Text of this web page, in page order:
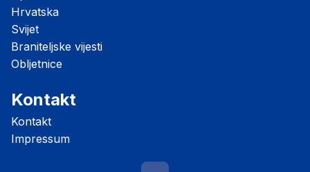
Hrvatska
Svijet
Braniteljske vijesti
Obljetnice
Kontakt
Kontakt
Impressum